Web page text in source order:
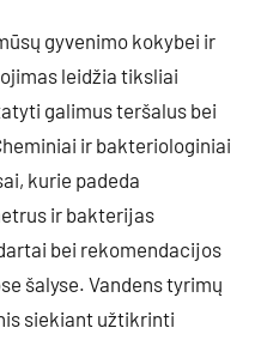
gyvenimo kokybei ir
leidžia tiksliai
galimus teršalus bei
ir bakteriologiniai
kurie padeda
ir bakterijas
bei rekomendacijos
šalyse. Vandens tyrimų
siekiant užtikrinti